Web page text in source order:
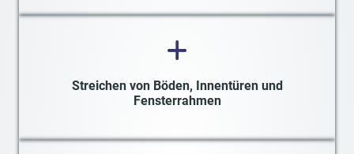
Streichen von Böden, Innentüren und
Fensterrahmen